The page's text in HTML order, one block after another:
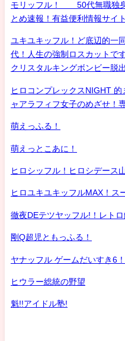
モリッフル！ 50代無職独身
とめ速報！有益便利情報サ
ユキユキッフル！ど底辺的一
代！人生の強制ロスカットで
クリスタルキングボンビー脱
ヒロコンプレックスNIGHT
ャアラフィフ女子のめざせ！
萌えっふる！
萌えっとこあに！
ヒロシッフル！ヒロシデース
ヒロユキユキッフルMAX！ス
徹夜DEテツヤッフル!！レトロ
剛Q超児ともっふる！
ヤナッフル ゲームだいすき6
ヒウラー総統の野望
魁!!アイドル塾!